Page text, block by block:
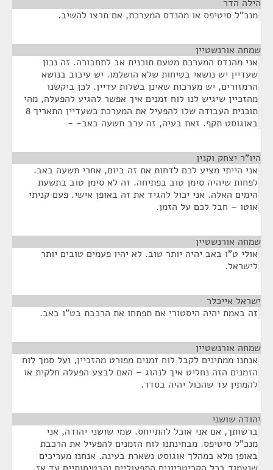
הילה הדר
מנכ"ל סיטיפס או מהנדס המערכת, אם תרצו להשיב.
שמחה אורנשטיין
אני מהנדס המערכת מטעם תוכנית אב לתחבורה. זה נכון
שעדיין יש נושאי בטיחות שלא הושלמו. יש עיכוב בנושא
הרמזורים, יש מערכות שאינן בשלות עדיין. לכן ביקשנו
מהזכיין שיגיש לנו לוח זמנים איך אפשר להגיע להפעלה, מהי
תוכנית העבודה שלו להפעיל את המערכת כשעדיין התאריך 8
באוגוסט תקף. זאת בעיה, זה ערב תשעה באב- -
היו"ר יצחק וקנין
אני הייתי מציע לכם לדחות את זה ביום, אחרי תשעה באב.
לפחות שיהיה סימן טוב בפתיחה. זה לא סימן טוב בתשעת
הימים האלה. אני יכול להגיד את זה באופן אישי. פעם קניתי
אוטו – חבל לכם על הזמן.
שמחה אורנשטיין
אולי ט"ו באב יהיה יותר טוב. לא יהיו פעמים טובים יותר
לישראל.
ישראל אייכלר
זה באמת יהיה היסטורי אם תפתחו את הרכבת בט"ו באב.
שמחה אורנשטיין
אנחנו ממתינים לקבל לוח זמנים מפורט מהזכיין, ועל סמך לוח
הזמנים הזה נחליט איך לנהוג – האם לבצע הפעלה חלקית או
להמתין עד שהכול יהיה בסדר.
יהודה שושני
ברשותך, אם אני אוכל להתייחס. שמי שושני יהודה, אני
מנכ"ל סיטיפס. מבחינתנו לוח הזמנים להפעיל את הרכבת
באופן מלא במהלך אוגוסט נשארת בעינה. אנחנו מעריכים